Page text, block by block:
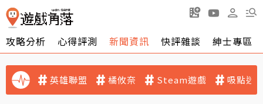
攻略分析 心得評測 新聞資訊 快評雜談 紳士專區
英雄聯盟 橘攸奈 Steam遊戲 吸點迷